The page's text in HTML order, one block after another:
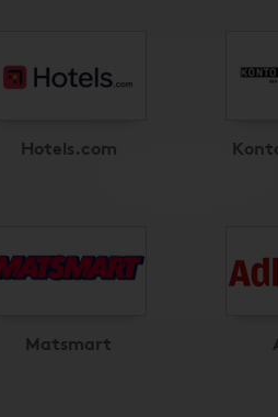
Hotels.com
Matsmart